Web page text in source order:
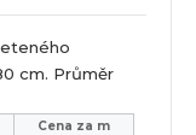
cm. Průměr
Cena za m